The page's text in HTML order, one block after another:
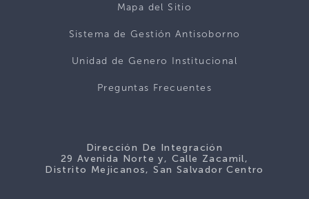
Mapa del Sitio
Sistema de Gestión Antisoborno
Unidad de Genero Institucional
Preguntas Frecuentes
Dirección De Integración
29 Avenida Norte y, Calle Zacamil,
Distrito Mejicanos, San Salvador Centro